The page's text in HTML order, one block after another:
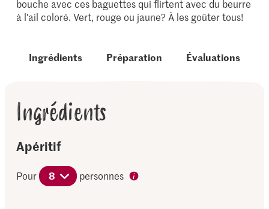
bouche avec ces baguettes qui flirtent avec du beurre
à l'ail coloré. Vert, rouge ou jaune? À les goûter tous!
Ingrédients Préparation Évaluations
Ingrédients
Apéritif
Pour 8 personnes